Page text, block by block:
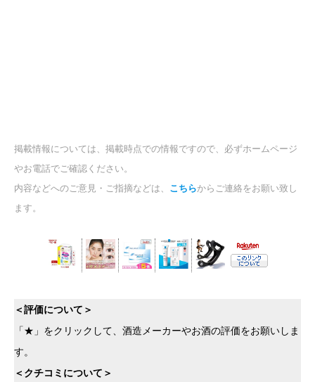
掲載情報については、掲載時点での情報ですので、必ずホームページ
やお電話でご確認ください。
内容などへのご意見・ご指摘などは、 こちらからご連絡をお願い致し
ます。
＜評価について＞
「★」をクリックして、酒造メーカーやお酒の評価をお願いしま
す。
＜クチコミについて＞